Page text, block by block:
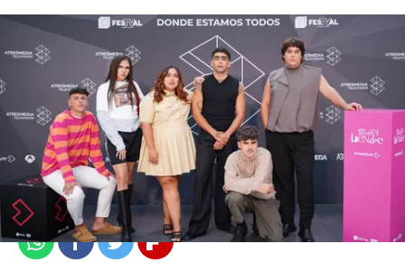
Sandra Lázaro
Publicado: 06 de septiembre de 2024, 17:29
WhatsappFacebook
TwitterFlipboard